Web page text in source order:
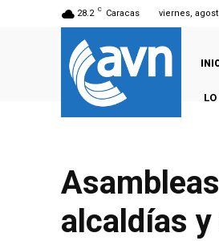
28.2 C Caracas viernes,
alcaldías